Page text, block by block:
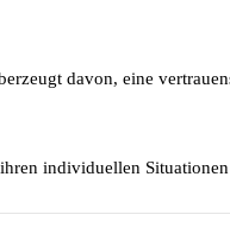
davon, eine
individuellen